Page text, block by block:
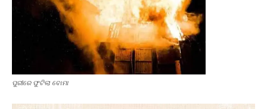
ପୁରୀରେ ଫୁଟିଲା ବୋମା